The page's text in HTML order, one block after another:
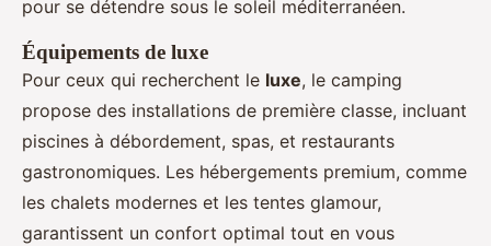
pour se détendre sous le soleil méditerranéen.
Équipements de luxe
Pour ceux qui recherchent le luxe, le camping
propose des installations de première classe, incluant
piscines à débordement, spas, et restaurants
gastronomiques. Les hébergements premium, comme
les chalets modernes et les tentes glamour,
garantissent un confort optimal tout en vous